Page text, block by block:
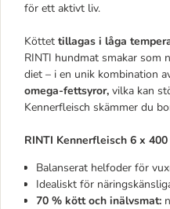
för ett aktivt liv.
Köttet tillagas i låga
RINTI hundmat smakar som
diet – i en unik kombination
omega-fettsyror, vilka kan
Kennerfleisch skämmer du
RINTI Kennerfleisch 6 x
Balanserat helfoder för
Idealiskt för
70 % kött och inälvsmat: